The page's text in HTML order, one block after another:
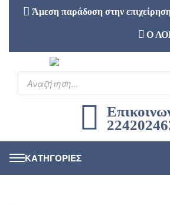
Άμεση παράδοση στην
Ο